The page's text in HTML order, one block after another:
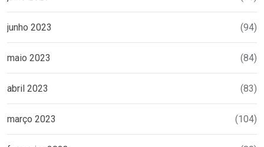
junho 2023 (94)
maio 2023 (84)
abril 2023 (83)
março 2023 (104)